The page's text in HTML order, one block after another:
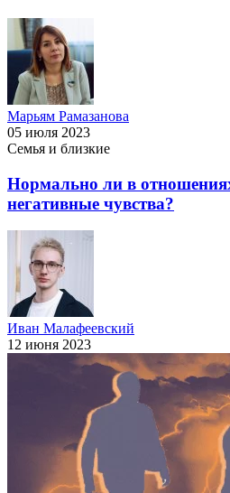
Марьям Рамазанова
05 июля 2023
Семья и близкие
Нормально ли в
негативные чувства?
Иван Малафеевский
12 июня 2023